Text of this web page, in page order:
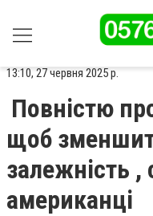
13:10, 27 червня 2025 р.
Повністю
щоб
залежність ,
американці